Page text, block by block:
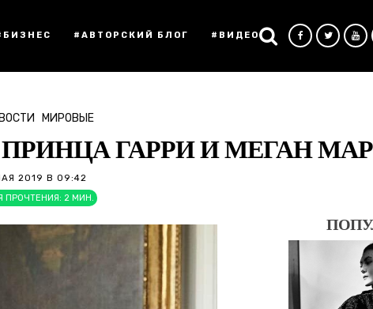
#АВТОРСКИЙ БЛОГ #ВИДЕО
МИРОВЫЕ
ГАРРИ И МЕГАН
2019 В 09:42
ПРОЧТЕНИЯ: 2 МИН.